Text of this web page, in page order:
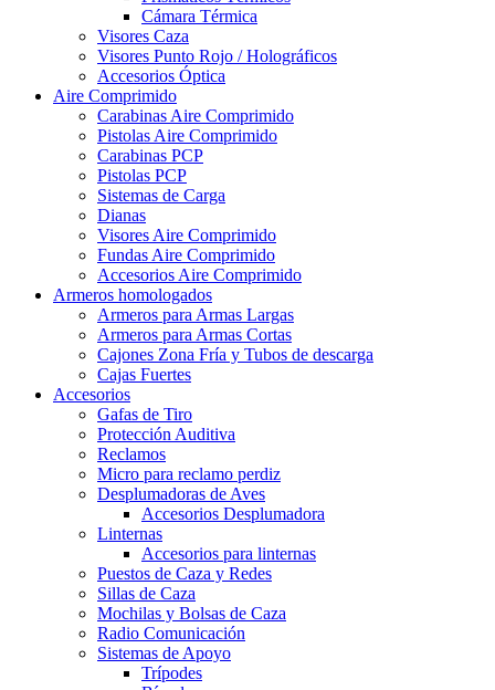
Cámara Térmica
Visores Caza
Visores Punto Rojo / Holográficos
Accesorios Óptica
Aire Comprimido
Carabinas Aire Comprimido
Pistolas Aire Comprimido
Carabinas PCP
Pistolas PCP
Sistemas de Carga
Dianas
Visores Aire Comprimido
Fundas Aire Comprimido
Accesorios Aire Comprimido
Armeros homologados
Armeros para Armas Largas
Armeros para Armas Cortas
Cajones Zona Fría y Tubos de descarga
Cajas Fuertes
Accesorios
Gafas de Tiro
Protección Auditiva
Reclamos
Micro para reclamo perdiz
Desplumadoras de Aves
Accesorios Desplumadora
Linternas
Accesorios para linternas
Puestos de Caza y Redes
Sillas de Caza
Mochilas y Bolsas de Caza
Radio Comunicación
Sistemas de Apoyo
Trípodes